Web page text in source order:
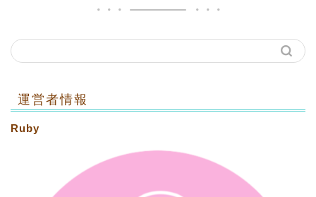
運営者情報
Ruby